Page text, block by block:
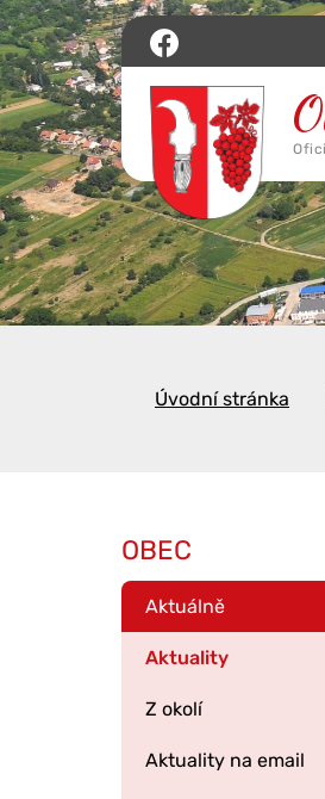
Úvodní stránka
OBEC
Aktuálně
Aktuality
Z okolí
Aktuality na email